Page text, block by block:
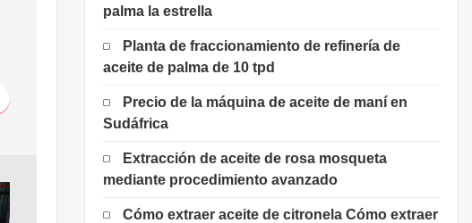
palma la estrella
Planta de fraccionamiento de refinería de
aceite de palma de 10 tpd
Precio de la máquina de aceite de maní en
Sudáfrica
Extracción de aceite de rosa mosqueta
mediante procedimiento avanzado
Cómo extraer aceite de citronela Cómo extraer